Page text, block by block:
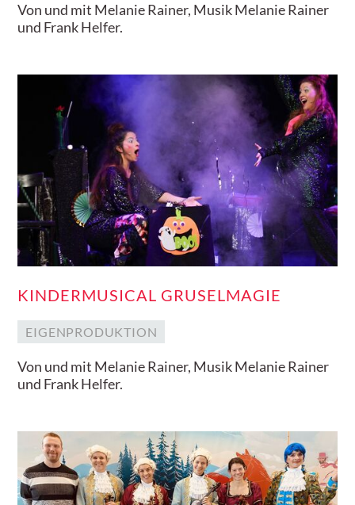
Von und mit Melanie Rainer, Musik Melanie Rainer
und Frank Helfer.
KINDERMUSICAL GRUSELMAGIE
EIGENPRODUKTION
Von und mit Melanie Rainer, Musik Melanie Rainer
und Frank Helfer.